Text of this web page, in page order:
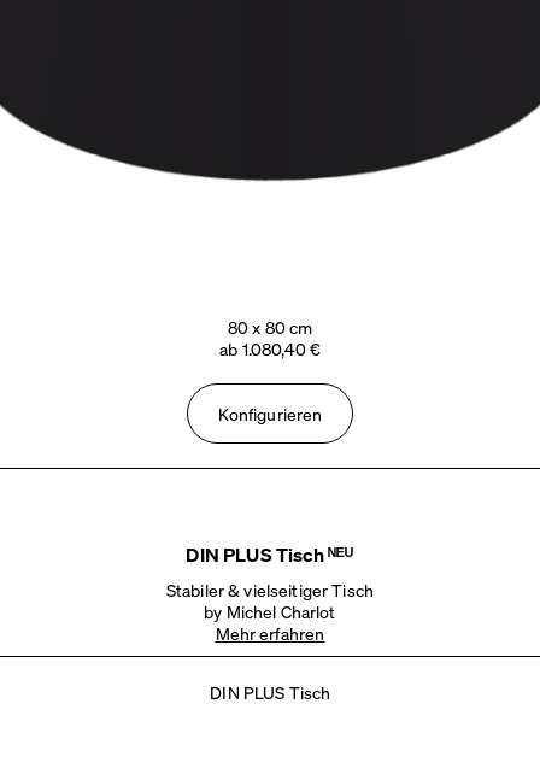
80 x 80 cm
ab 1.080,40 €
Konfigurieren
DIN PLUS Tisch ᴺᴱᵁ
Stabiler & vielseitiger Tisch
by Michel Charlot
Mehr erfahren
DIN PLUS Tisch